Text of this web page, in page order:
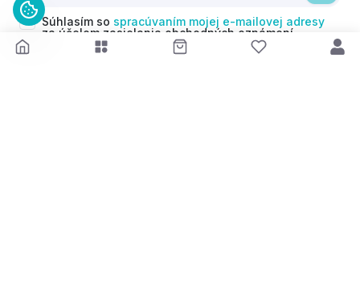
Súhlasím so spracúvaním mojej e-mailovej adresy
za účelom zasielania obchodných oznámení
(newsletterov) v súlade s čl. 6 ods. 1 písm. a)
Nariadenia GDPR. Svoj súhlas môžem kedykoľvek